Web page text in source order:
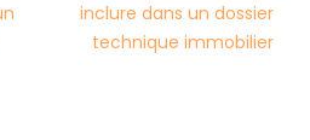
inclure dans un dossier
technique immobilier